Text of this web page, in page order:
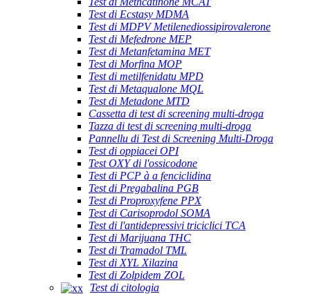
Test di Ecstasy MDMA
Test di MDPV Metilenediossipirovalerone
Test di Mefedrone MEP
Test di Metanfetamina MET
Test di Morfina MOP
Test di metilfenidatu MPD
Test di Metaqualone MQL
Test di Metadone MTD
Cassetta di test di screening multi-droga
Tazza di test di screening multi-droga
Pannellu di Test di Screening Multi-Droga
Test di oppiacei OPI
Test OXY di l'ossicodone
Test di PCP à a fenciclidina
Test di Pregabalina PGB
Test di Proproxyfene PPX
Test di Carisoprodol SOMA
Test di l'antidepressivi triciclici TCA
Test di Marijuana THC
Test di Tramadol TML
Test di XYL Xilazina
Test di Zolpidem ZOL
Test di citologia